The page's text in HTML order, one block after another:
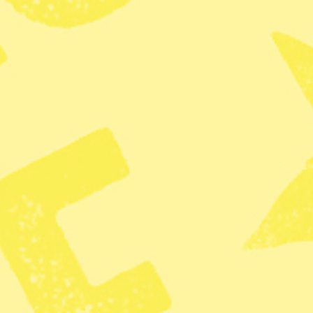
temperaturerna låg på omkring
. Även i Filippinerna
hållas stängda åtminstone
skolor har redan gått över till
skördar troligen kommer att bli
värmeindexet – där man även
den upplevda känslan –
April och maj brukar vara de
sydostasiska länder, men detta
temperaturerna ytterligare.
I Thailand rapporteras 30
kämpar myndigheterna med att